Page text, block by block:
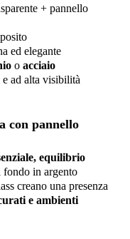
+ pannello
ed elegante
o acciaio
ad alta visibilità
con pannello
equilibrio
fondo in argento
creano una presenza
e ambienti